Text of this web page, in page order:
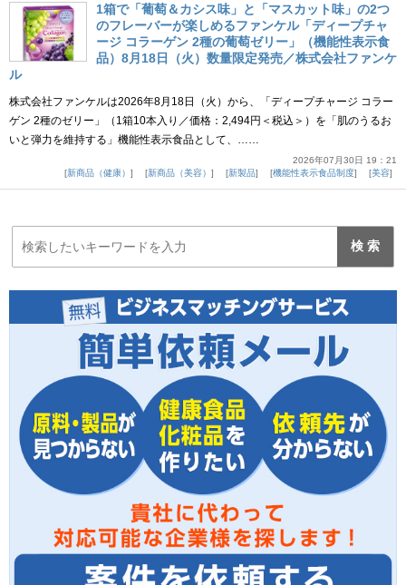
1箱で「葡萄＆カシス味」と「マスカット味」の2つ
のフレーバーが楽しめるファンケル「ディープチャ
ージ コラーゲン 2種の葡萄ゼリー」（機能性表示食
品）8月18日（火）数量限定発売／株式会社ファンケ
ル
株式会社ファンケルは2026年8月18日（火）から、「ディープチャージ コラー
ゲン 2種のゼリー」（1箱10本入り／価格：2,494円＜税込＞）を「肌のうるお
いと弾力を維持する」機能性表示食品として、……
2026年07月30日 19：21
新商品（健康）
新商品（美容） 新製品 機能性表示食品制度 美容